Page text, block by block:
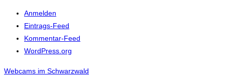
Anmelden
Eintrags-Feed
Kommentar-Feed
WordPress.org
Webcams im Schwarzwald